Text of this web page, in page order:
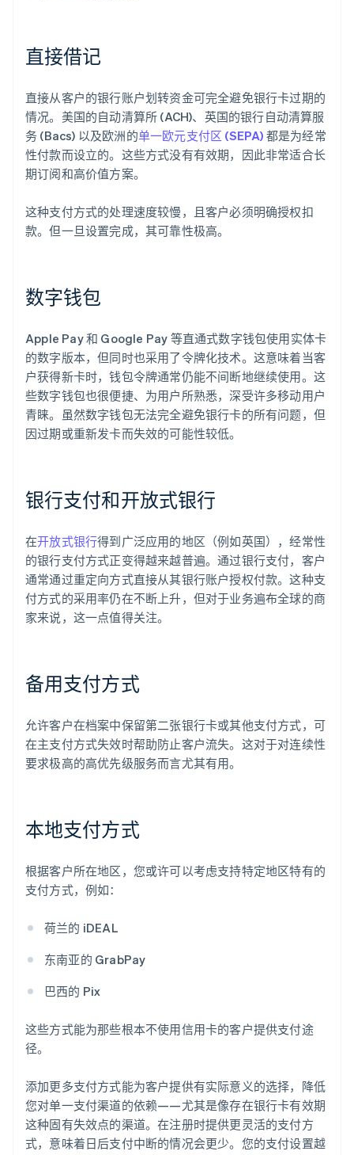
直接借记
直接从客户的银行账户划转资金可完全避免银行卡过期的
情况。美国的自动清算所 (ACH)、英国的银行自动清算服
务 (Bacs) 以及欧洲的单一欧元支付区 (SEPA) 都是为经常
性付款而设立的。这些方式没有有效期，因此非常适合长
期订阅和高价值方案。
这种支付方式的处理速度较慢，且客户必须明确授权扣
款。但一旦设置完成，其可靠性极高。
数字钱包
Apple Pay 和 Google Pay 等直通式数字钱包使用实体卡
的数字版本，但同时也采用了令牌化技术。这意味着当客
户获得新卡时，钱包令牌通常仍能不间断地继续使用。这
些数字钱包也很便捷、为用户所熟悉，深受许多移动用户
青睐。虽然数字钱包无法完全避免银行卡的所有问题，但
因过期或重新发卡而失效的可能性较低。
银行支付和开放式银行
在开放式银行得到广泛应用的地区（例如英国），经常性
的银行支付方式正变得越来越普遍。通过银行支付，客户
通常通过重定向方式直接从其银行账户授权付款。这种支
付方式的采用率仍在不断上升，但对于业务遍布全球的商
家来说，这一点值得关注。
备用支付方式
允许客户在档案中保留第二张银行卡或其他支付方式，可
在主支付方式失效时帮助防止客户流失。这对于对连续性
要求极高的高优先级服务而言尤其有用。
本地支付方式
根据客户所在地区，您或许可以考虑支持特定地区特有的
支付方式，例如：
荷兰的 iDEAL
东南亚的 GrabPay
巴西的 Pix
这些方式能为那些根本不使用信用卡的客户提供支付途
径。
添加更多支付方式能为客户提供有实际意义的选择，降低
您对单一支付渠道的依赖——尤其是像存在银行卡有效期
这种固有失效点的渠道。在注册时提供更灵活的支付方
式，意味着日后支付中断的情况会更少。您的支付设置越
爱尔兰
English
奥地利
DeutschEnglish
澳大利亚
English